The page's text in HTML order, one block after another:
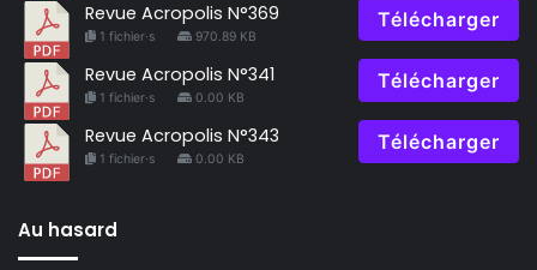
Revue Acropolis N°369
1 fichier·s 970.89 KB
Télécharger
Revue Acropolis N°341
1 fichier·s 0.00 KB
Télécharger
Revue Acropolis N°343
1 fichier·s 0.00 KB
Télécharger
Au hasard